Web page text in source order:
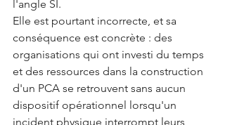
l'angle SI.
Elle est pourtant incorrecte, et sa
conséquence est concrète : des
organisations qui ont investi du temps
et des ressources dans la construction
d'un PCA se retrouvent sans aucun
dispositif opérationnel lorsqu'un
incident physique interrompt leurs